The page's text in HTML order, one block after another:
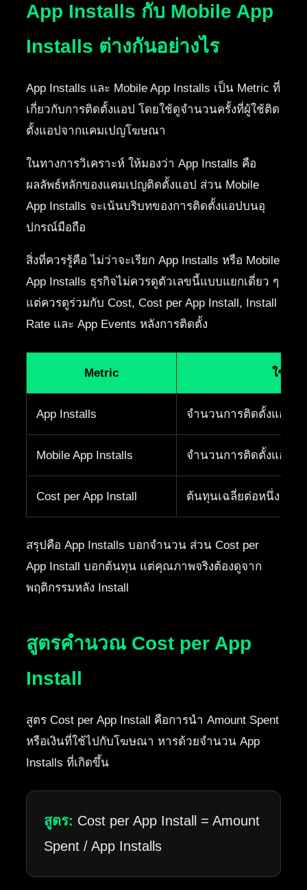
App Installs กับ Mobile App
Installs ต่างกันอย่างไร
App Installs และ Mobile App Installs เป็น Metric ที่
เกี่ยวกับการติดตั้งแอป โดยใช้ดูจำนวนครั้งที่ผู้ใช้ติด
ตั้งแอปจากแคมเปญโฆษณา
ในทางการวิเคราะห์ ให้มองว่า App Installs คือ
ผลลัพธ์หลักของแคมเปญติดตั้งแอป ส่วน Mobile
App Installs จะเน้นบริบทของการติดตั้งแอปบนอุ
ปกรณ์มือถือ
สิ่งที่ควรรู้คือ ไม่ว่าจะเรียก App Installs หรือ Mobile
App Installs ธุรกิจไม่ควรดูตัวเลขนี้แบบแยกเดี่ยว ๆ
แต่ควรดูร่วมกับ Cost, Cost per App Install, Install
Rate และ App Events หลังการติดตั้ง
Metric ใช้ดูอ
App Installs จำนวนการติดตั้งแอปจ
Mobile App Installs จำนวนการติดตั้งแอปบ
Cost per App Install ต้นทุนเฉลี่ยต่อหนึ่ง
สรุปคือ App Installs บอกจำนวน ส่วน Cost per
App Install บอกต้นทุน แต่คุณภาพจริงต้องดูจาก
พฤติกรรมหลัง Install
สูตรคำนวณ Cost per App
Install
สูตร Cost per App Install คือการนำ Amount Spent
หรือเงินที่ใช้ไปกับโฆษณา หารด้วยจำนวน App
Installs ที่เกิดขึ้น
สูตร: Cost per App Install = Amount
Spent / App Installs